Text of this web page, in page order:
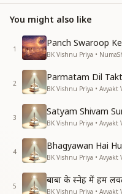
व्यक्तित्व है रूहानी भगवान
अप्राप्त नहीं कोई वस्तु हम
सत्यता और स्वच्छता है
बाबा का कहना अशरीरी बन
अंतिम समय में हमको यह
अपनी पवित्र मूरत ज्योति सा
व्यक्तित्व है रूहानी भगवान
सारे कल्प में भी ऊंची है शान
सब से न्यारी प्यारी पहचान है
इस स्मृतिस्वरूप से माया को
अपनी पवित्र मूरत ज्योति सा
व्यक्तित्व है रूहानी भगवान
You might also like
1
BK Vishnu Priya •
2
Parmatam Dil
BK Vishnu Priya • Avyakt
3
BK Vishnu Priya • Avyakt
4
BK Vishnu Priya • Avyakt
5
बाबा के स्नेह में हम
BK Vishnu Priya • Avyakt